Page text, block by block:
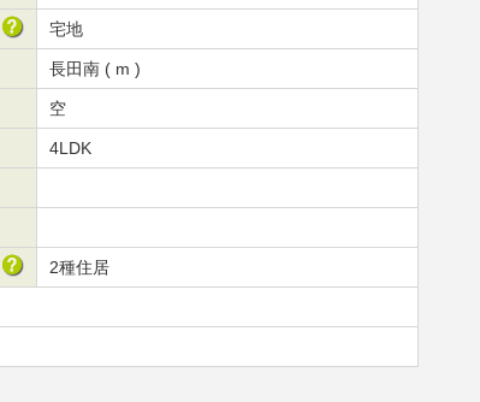
宅地
長田南 ( m )
空
4LDK
2種住居